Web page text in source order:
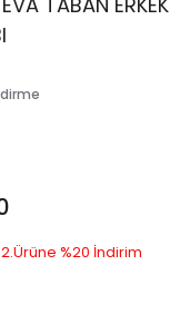
%20 İndirim